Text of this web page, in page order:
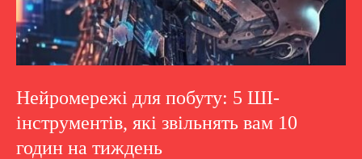
Нейромережі для побуту: 5 ШІ-
інструментів, які звільнять вам 10
годин на тиждень